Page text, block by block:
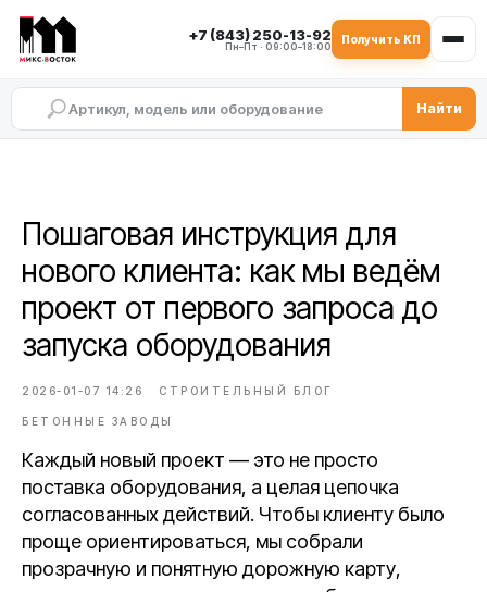
+7 (843) 250-13-92
Пн–Пт · 09:00–18:00
Получить КП
Найти
Пошаговая инструкция для
нового клиента: как мы ведём
проект от первого запроса до
запуска оборудования
2026-01-07 14:26 СТРОИТЕЛЬНЫЙ БЛОГ
БЕТОННЫЕ ЗАВОДЫ
Каждый новый проект — это не просто
поставка оборудования, а целая цепочка
согласованных действий. Чтобы клиенту было
проще ориентироваться, мы собрали
прозрачную и понятную дорожную карту,